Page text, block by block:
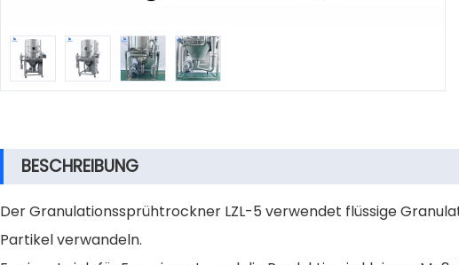
BESCHREIBUNG
Der Granulationssprühtrockner LZL-5 verwendet flüssige
Partikel verwandeln.